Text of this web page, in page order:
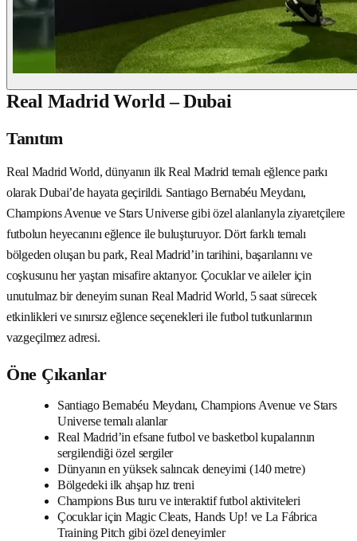
Real Madrid World – Dubai
Tanıtım
Real Madrid World, dünyanın ilk Real Madrid temalı eğlence parkı
olarak Dubai’de hayata geçirildi. Santiago Bernabéu Meydanı,
Champions Avenue ve Stars Universe gibi özel alanlarıyla ziyaretçilere
futbolun heyecanını eğlence ile buluşturuyor. Dört farklı temalı
bölgeden oluşan bu park, Real Madrid’in tarihini, başarılarını ve
coşkusunu her yaştan misafire aktarıyor. Çocuklar ve aileler için
unutulmaz bir deneyim sunan Real Madrid World, 5 saat sürecek
etkinlikleri ve sınırsız eğlence seçenekleri ile futbol tutkunlarının
vazgeçilmez adresi.
Öne Çıkanlar
Santiago Bernabéu Meydanı, Champions Avenue ve Stars
Universe temalı alanlar
Real Madrid’in efsane futbol ve basketbol kupalarının
sergilendiği özel sergiler
Dünyanın en yüksek salıncak deneyimi (140 metre)
Bölgedeki ilk ahşap hız treni
Champions Bus turu ve interaktif futbol aktiviteleri
Çocuklar için Magic Cleats, Hands Up! ve La Fábrica
Training Pitch gibi özel deneyimler